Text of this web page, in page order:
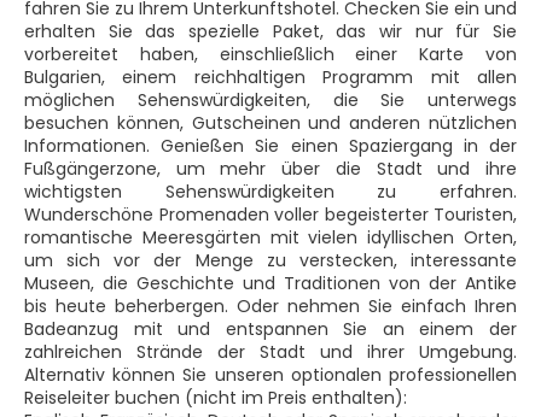
fahren Sie zu Ihrem Unterkunftshotel. Checken Sie ein und
erhalten Sie das spezielle Paket, das wir nur für Sie
vorbereitet haben, einschließlich einer Karte von
Bulgarien, einem reichhaltigen Programm mit allen
möglichen Sehenswürdigkeiten, die Sie unterwegs
besuchen können, Gutscheinen und anderen nützlichen
Informationen. Genießen Sie einen Spaziergang in der
Fußgängerzone, um mehr über die Stadt und ihre
wichtigsten Sehenswürdigkeiten zu erfahren.
Wunderschöne Promenaden voller begeisterter Touristen,
romantische Meeresgärten mit vielen idyllischen Orten,
um sich vor der Menge zu verstecken, interessante
Museen, die Geschichte und Traditionen von der Antike
bis heute beherbergen. Oder nehmen Sie einfach Ihren
Badeanzug mit und entspannen Sie an einem der
zahlreichen Strände der Stadt und ihrer Umgebung.
Alternativ können Sie unseren optionalen professionellen
Reiseleiter buchen (nicht im Preis enthalten):